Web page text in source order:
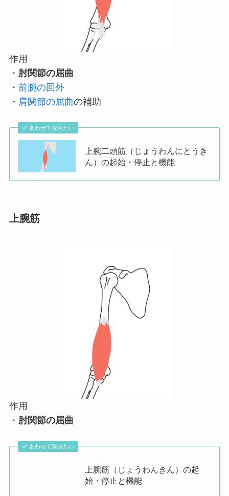
作用
・ 肘関節の屈曲
・ 前腕の回外
・ 肩関節の屈曲の補助
あわせて読みたい
上腕二頭筋（じょうわんにとうき
ん）の起始・停止と機能
上腕筋
作用
・ 肘関節の屈曲
あわせて読みたい
上腕筋（じょうわんきん）の起
始・停止と機能